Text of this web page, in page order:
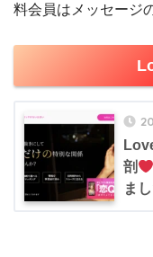
料会員はメッセージ
剖
ま